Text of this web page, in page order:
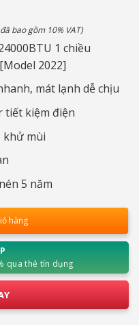
bao gồm 10% VAT)
1 chiều
2022]
mát lạnh dễ chịu
tiết kiệm điện
khử mùi
5 năm
hàng
qua thẻ tín dụng